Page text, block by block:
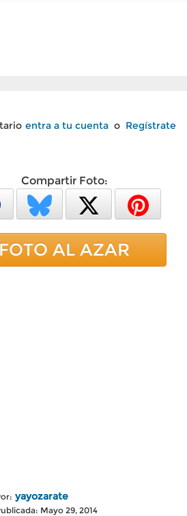
entra a tu cuenta o Regístrate
Compartir Foto:
FOTO AL AZAR
yayozarate
Mayo 29, 2014